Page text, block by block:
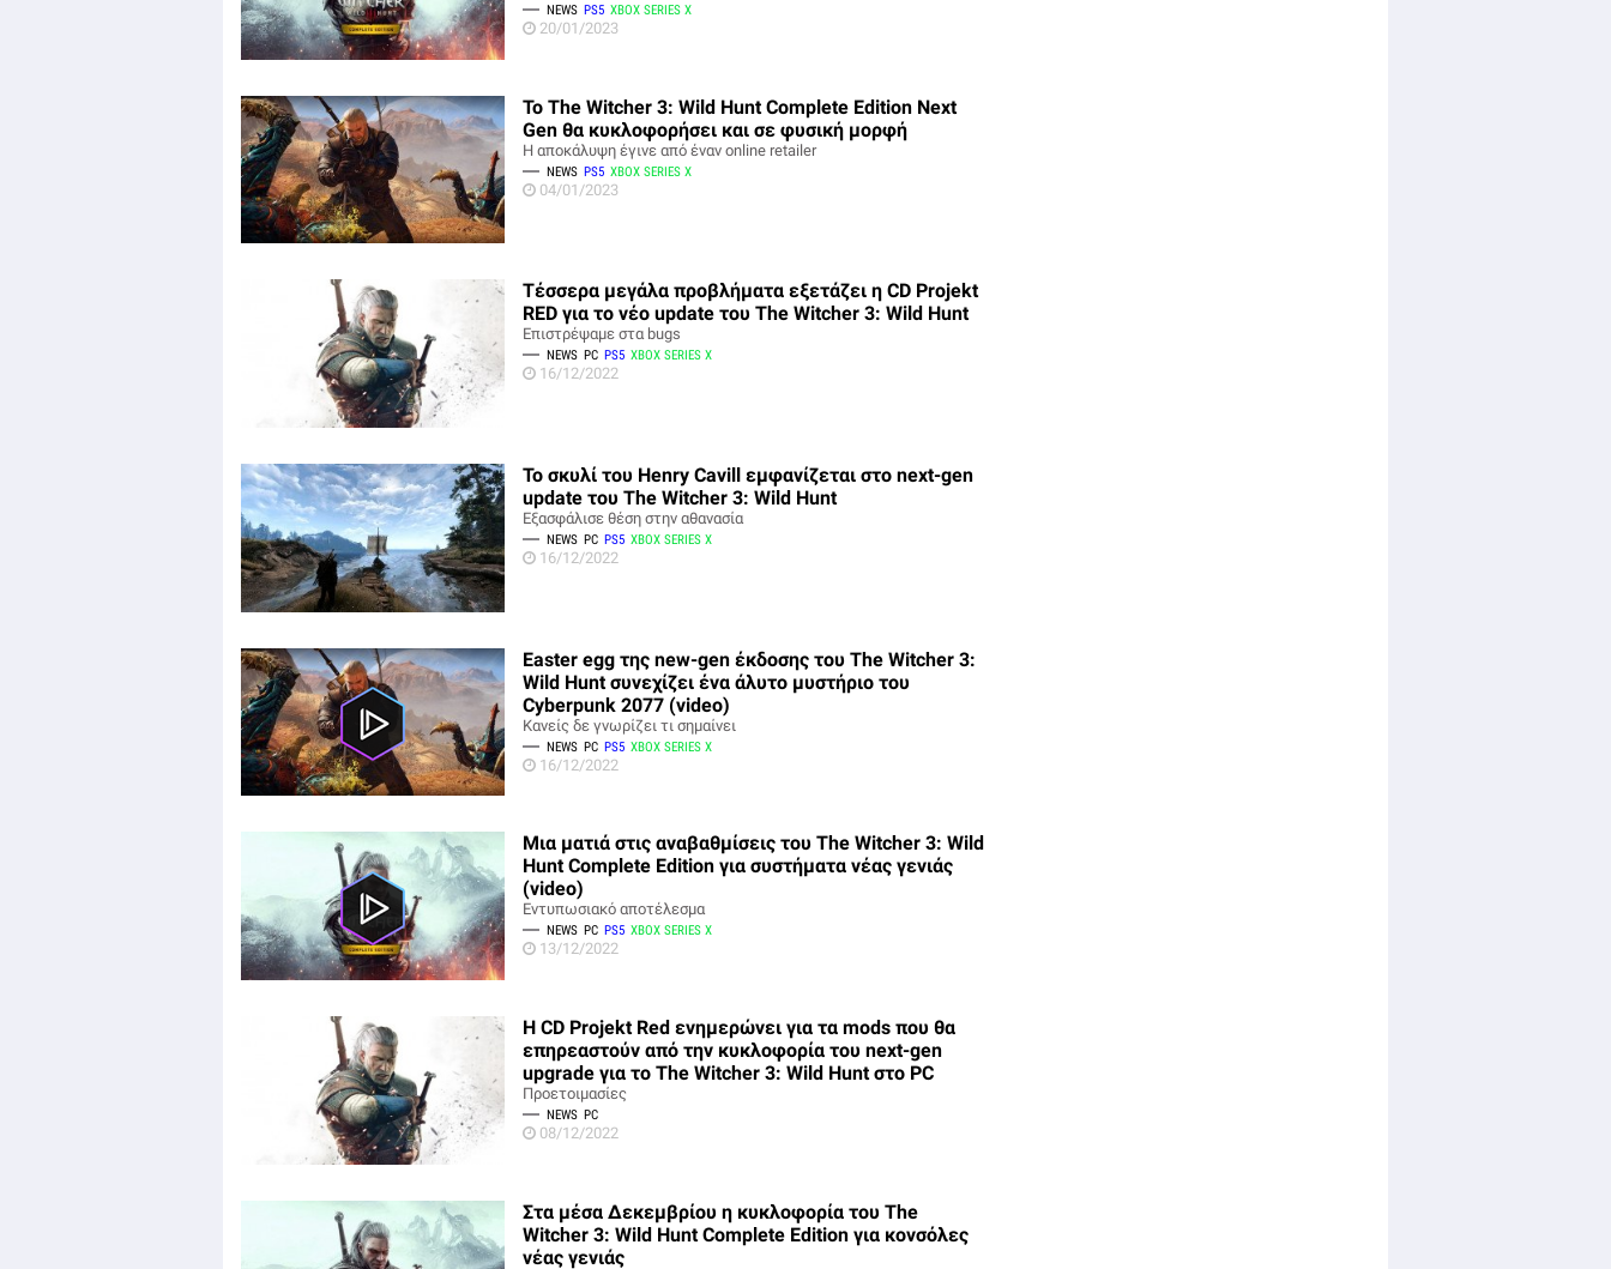
NEWS PS5 XBOX SERIES X
20/01/2023
To The Witcher 3: Wild Hunt Complete Edition Next
Gen θα κυκλοφορήσει και σε φυσική μορφή
Η αποκάλυψη έγινε από έναν online retailer
NEWS PS5 XBOX SERIES X
04/01/2023
Τέσσερα μεγάλα προβλήματα εξετάζει η CD Projekt
RED για το νέο update του The Witcher 3: Wild Hunt
Επιστρέψαμε στα bugs
NEWS PC PS5 XBOX SERIES X
16/12/2022
Το σκυλί του Henry Cavill εμφανίζεται στο next-gen
update του The Witcher 3: Wild Hunt
Εξασφάλισε θέση στην αθανασία
NEWS PC PS5 XBOX SERIES X
16/12/2022
Easter egg της new-gen έκδοσης του The Witcher 3:
Wild Hunt συνεχίζει ένα άλυτο μυστήριο του
Cyberpunk 2077 (video)
Κανείς δε γνωρίζει τι σημαίνει
NEWS PC PS5 XBOX SERIES X
16/12/2022
Μια ματιά στις αναβαθμίσεις του The Witcher 3: Wild
Hunt Complete Edition για συστήματα νέας γενιάς
(video)
Εντυπωσιακό αποτέλεσμα
NEWS PC PS5 XBOX SERIES X
13/12/2022
Η CD Projekt Red ενημερώνει για τα mods που θα
επηρεαστούν από την κυκλοφορία του next-gen
upgrade για το The Witcher 3: Wild Hunt στο PC
Προετοιμασίες
NEWS PC
08/12/2022
Στα μέσα Δεκεμβρίου η κυκλοφορία του The
Witcher 3: Wild Hunt Complete Edition για κονσόλες
νέας γενιάς